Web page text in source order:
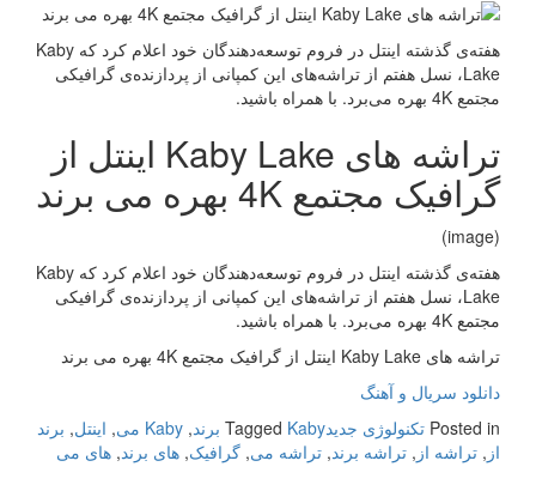
هفته‌ی گذشته اینتل در فروم توسعه‌دهندگان خود اعلام کرد که Kaby
Lake، نسل هفتم از تراشه‌های این کمپانی از پردازنده‌ی گرافیکی
مجتمع 4K بهره می‌برد. با همراه باشید.
تراشه های Kaby Lake اینتل از
گرافیک مجتمع 4K بهره می برند
(image)
هفته‌ی گذشته اینتل در فروم توسعه‌دهندگان خود اعلام کرد که Kaby
Lake، نسل هفتم از تراشه‌های این کمپانی از پردازنده‌ی گرافیکی
مجتمع 4K بهره می‌برد. با همراه باشید.
تراشه های Kaby Lake اینتل از گرافیک مجتمع 4K بهره می برند
دانلود سریال و آهنگ
Posted in تکنولوژی جدید Tagged Kaby برند , Kaby می , اینتل, برند
از , تراشه از , تراشه برند, تراشه می, گرافیک, های برند, های می